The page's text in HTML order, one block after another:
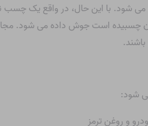
شود. با این حال، در واقع یک
است جوش داده می شود.
شود:
و روغن ترمز